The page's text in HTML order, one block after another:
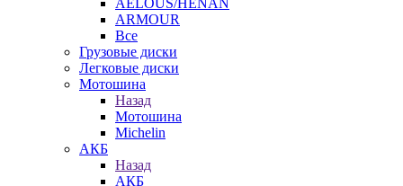
AELOUS/HENAN
ARMOUR
Все
Грузовые диски
Легковые диски
Мотошина
Назад
Мотошина
Michelin
АКБ
Назад
АКБ